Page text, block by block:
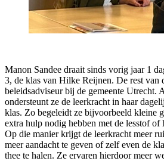
Manon Sandee draait sinds vorig jaar 1
3, de klas van Hilke Reijnen. De rest van
beleidsadviseur bij de gemeente Utrecht.
ondersteunt ze de leerkracht in haar
klas. Zo begeleidt ze bijvoorbeeld kleine
extra hulp nodig hebben met de lesstof of
Op die manier krijgt de leerkracht meer
meer aandacht te geven of zelf even de
thee te halen. Ze ervaren hierdoor meer